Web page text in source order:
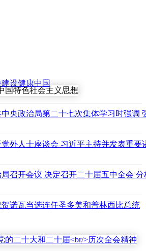
设健康中国
外人士座谈会 习近平主持并发表重要
诺瓦当选连任圣多美和普林西比总统